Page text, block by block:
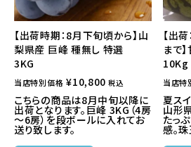
【出荷時期：8月下旬頃から】山
梨県産 巨峰 種無し 特選
3KG
当店特別価格 ¥10,800 税込
こちらの商品は8月中旬以降に
出荷となります。巨峰 3KG（4房
～6房）を段ボールに入れてお
送り致します。
【出
まで
10Kg
当店特
夏ス
山形
たっ
感。